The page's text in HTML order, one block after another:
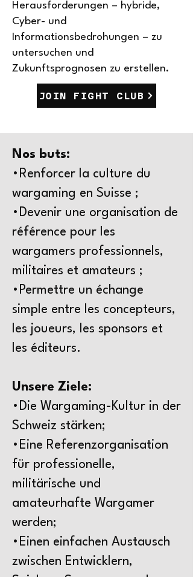
Herausforderungen – hybride,
Cyber- und
Informationsbedrohungen – zu
untersuchen und
Zukunftsprognosen zu erstellen.
JOIN FIGHT CLUB
Nos buts:
•Renforcer la culture du
wargaming en Suisse ;
•Devenir une organisation de
référence pour les
wargamers professionnels,
militaires et amateurs ;
•Permettre un échange
simple entre les concepteurs,
les joueurs, les sponsors et
les éditeurs.
Unsere Ziele:
•Die Wargaming-Kultur in der
Schweiz stärken;
•Eine Referenzorganisation
für professionelle,
militärische und
amateurhafte Wargamer
werden;
•Einen einfachen Austausch
zwischen Entwicklern,